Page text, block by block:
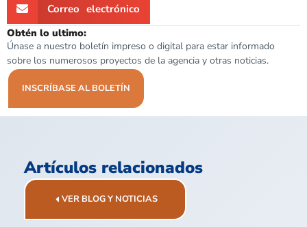
Correo electrónico
Obtén lo ultimo:
Únase a nuestro boletín impreso o digital para estar informado
sobre los numerosos proyectos de la agencia y otras noticias.
INSCRÍBASE AL BOLETÍN
Artículos relacionados
VER BLOG Y NOTICIAS